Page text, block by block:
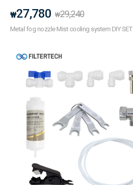
₩27,780 ₩29,240
Metal fog nozzle Mist cooling system DIY SET